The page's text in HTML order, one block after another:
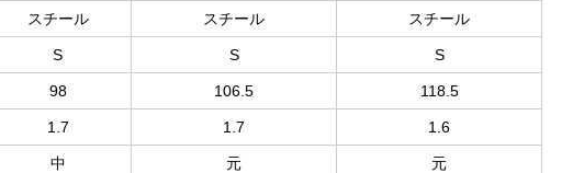
スチール スチール スチール
S S S
98 106.5 118.5
1.7 1.7 1.6
中 元 元